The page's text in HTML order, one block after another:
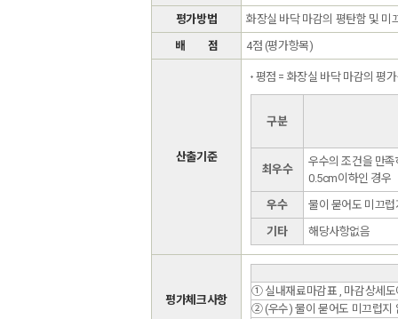
평가방법
화장실 바닥 마감의 평탄함 및 미
배 점
4점 (평가항목)
산출기준
평점 = 화장실 바닥 마감의 평
구분
최우수
우수의 조건을 만
0.5cm이하인 경우
우수
물이 묻어도 미끄
기타
해당사항없음
평가체크사항
① 실내재료마감표 , 마감상세도
② (우수) 물이 묻어도 미끄럽지